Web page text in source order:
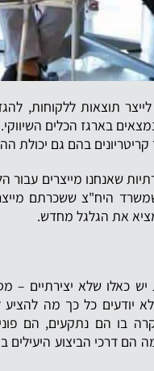
תוצאות ללקוחות,
בארגז הכלים
קריטריונים בהם גם
שאנחנו מייצרים עבור
היח"צ ששכרתם
את הגלגל מחדש.
כאלו שלא יצירתיים –
יודעים כל כך מה
בו הם נתקעים, הם
הם דרכי הביצוע